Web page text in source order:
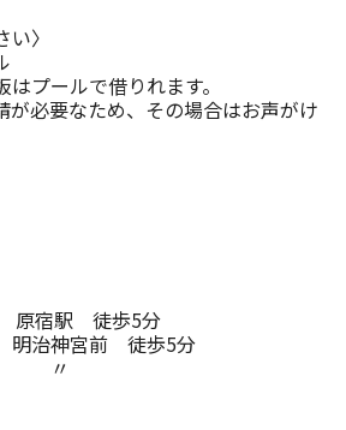
〉
プールで借りれます。
必要なため、その場合はお声がけ
駅 徒歩5分
明治神宮前 徒歩5分
〃